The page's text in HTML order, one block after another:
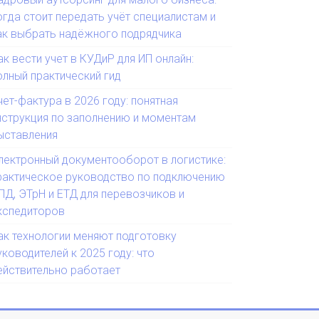
стоит передать учёт специалистам и
выбрать надёжного подрядчика
вести учет в КУДиР для ИП онлайн:
практический гид
фактура в 2026 году: понятная
по заполнению и моментам
документооборот в логистике:
руководство по подключению
ЭТрН и ЕТД для перевозчиков и
технологии меняют подготовку
к 2025 году: что
работает